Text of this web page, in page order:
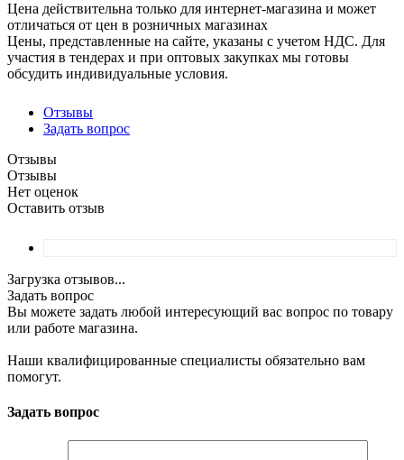
Цена действительна только для интернет-магазина и может
отличаться от цен в розничных магазинах
Цены, представленные на сайте, указаны с учетом НДС. Для
участия в тендерах и при оптовых закупках мы готовы
обсудить индивидуальные условия.
Отзывы
Задать вопрос
Отзывы
Отзывы
Нет оценок
Оставить отзыв
Загрузка отзывов...
Задать вопрос
Вы можете задать любой интересующий вас вопрос по товару
или работе магазина.
Наши квалифицированные специалисты обязательно вам
помогут.
Задать вопрос